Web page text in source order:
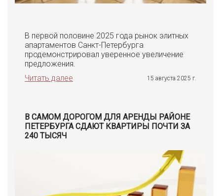
В первой половине 2025 года рынок элитных
апартаментов Санкт-Петербурга
продемонстрировал уверенное увеличение
предложения.
Читать далее
15 августа 2025 г.
В САМОМ ДОРОГОМ ДЛЯ АРЕНДЫ РАЙОНЕ
ПЕТЕРБУРГА СДАЮТ КВАРТИРЫ ПОЧТИ ЗА
240 ТЫСЯЧ